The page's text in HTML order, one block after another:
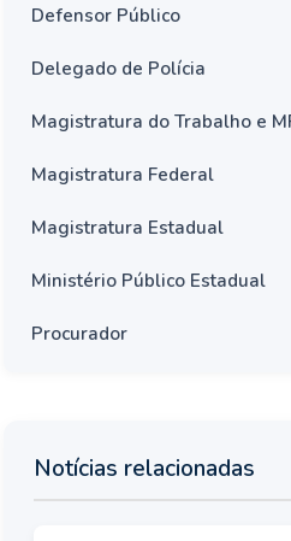
Defensor Público
Delegado de Polícia
Magistratura do Trabalho e
Magistratura Federal
Magistratura Estadual
Ministério Público Estadual
Procurador
Notícias relacionadas